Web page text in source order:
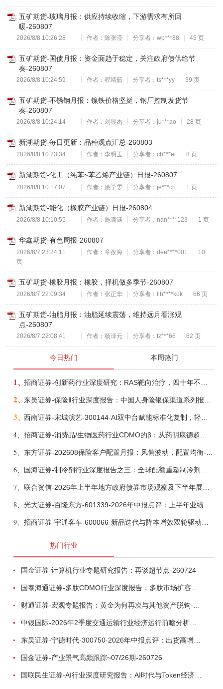
五矿期货-玻璃月报：供应持续收缩，下游需求有所回
暖-260807
2026/8/8 10:26:28 作者：陈张滢 分享者：wp***88 45 页
五矿期货-国债月报：资金面趋于稳定，关注政府债供给节
奏-260807
2026/8/8 10:24:59 作者：程靖茹 分享者：ts***yy 39 页
五矿期货-不锈钢月报：镍铁价格坚挺，钢厂控制发货节
奏-260807
2026/8/8 10:24:14 作者：刘显杰 分享者：ju***ao 28 页
新湖期货-每日更新：品种观点汇总-260803
2026/8/8 10:23:34 作者：李明玉 分享者：ch***ei 8 页
新湖期货-化工（纯苯~苯乙烯产业链）日报-260807
2026/8/8 10:17:07 作者：姚学雯 分享者：je***ch 1 页
新湖期货-能化（橡胶产业链）日报-260804
2026/8/8 10:10:55 作者：施潇涵 分享者：nan****123 1 页
华鑫期货-有色周报-260807
2026/8/7 23:24:11 作者：章孜海 分享者：dee****001
10
页
五矿期货-橡胶月报：橡胶，择机做多季节-260807
2026/8/7 22:09:34 作者：张正华 分享者：lih****kok 66 页
五矿期货-油脂月报：油脂延续震荡，维持远月看涨观
点-260807
2026/8/7 22:08:41 作者：杨泽元 分享者：fz***66 62 页
今日热门 本周热门
1、 招商证券-创新药行业深度研究：RAS靶向治疗，四十年不可成药的终结，与终结之后的治疗格局演化-260805
2、 东吴证券-保险Ⅱ行业深度报告：中国人身险银保渠道系列报告二，他山之石，可以攻玉-260806
3、 西南证券-宋城演艺-300144-AI双中台赋能标准化复制，轻重资产双轮打开文旅成长新空间-260731
4、 招商证券-消费品/生物医药行业CDMO的β：从药明康德超预期，看好中国CDMO头部公司成长空间-260805
5、 东方证券-202608保险客户配置月报：风偏波动，配置均衡-260807
6、 国海证券-制冷剂行业深度报告之三：全球配额重塑制冷剂价值，AI材料开启氟化工新时代-260806
7、 联合资信-2026年上半年地方政府债券市场观察及下半年展望：积极财政政策提质增效，地方债务迈向长效治理-260806
8、 光大证券-百隆东方-601339-2026年中报点评：上半年业绩表现高增，国内外产能均有亮眼表现-260807
9、 招商证券-宇通客车-600066-新品迭代与降本增效双轮驱动，海外市场放量可期-260805
热门行业
国金证券-计算机行业专题研究报告：再谈超节点-260724
国泰海通证券-多肽CDMO行业深度报告：多肽市场扩容带动CDMO产能扩建-260727
财通证券-宏观专题报告：黄金为何再次与其他资产脱钩-260726
中银国际-2026年2季度交通运输行业经济运行前瞻分析：地缘冲突致航运和航空景气度分化，交通基础设施板块总体呈现稳健特征-260724
东吴证券-宁德时代-300750-2026年中报点评：出货高增业绩稳健，回购彰显龙头信心-260726
国金证券-产业景气高频跟踪~07/26期-260726
国联民生证券-AI行业深度研究报告：AI时代与Token经济，从技术符号到数字石油-260801